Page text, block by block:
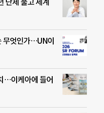
난제 풀고 세계
무엇인가…UN이
…이케아에 들어